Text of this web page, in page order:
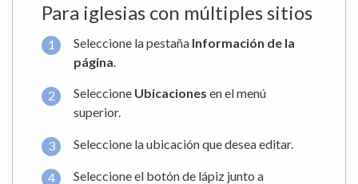
Para iglesias con múltiples sitios
Seleccione la pestaña Información de la
página.
Seleccione Ubicaciones en el menú
superior.
Seleccione la ubicación que desea editar.
Seleccione el botón de lápiz junto a